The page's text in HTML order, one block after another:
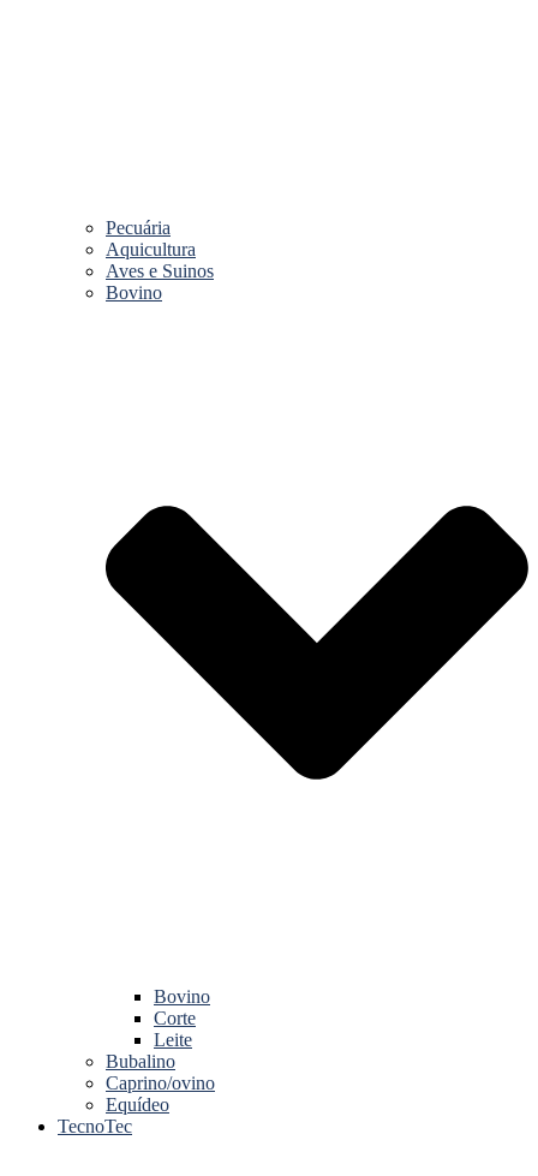
Pecuária
Aquicultura
Aves e Suinos
Bovino
Bovino
Corte
Leite
Bubalino
Caprino/ovino
Equídeo
TecnoTec